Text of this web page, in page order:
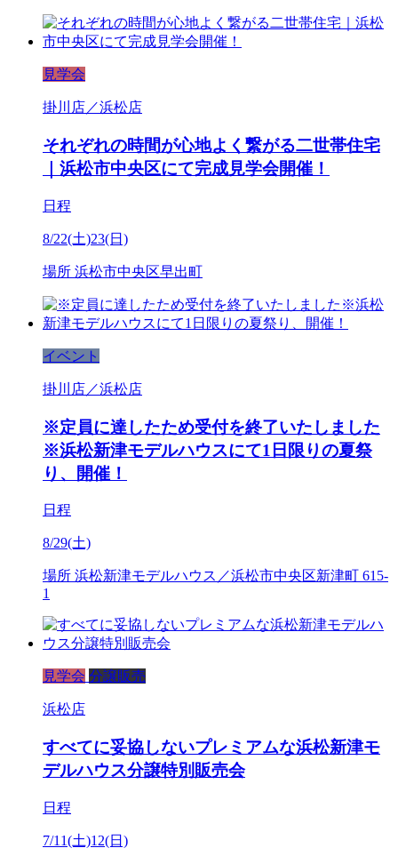
見学会
掛川店／浜松店
それぞれの時間が心地よく繋がる二世帯住宅
｜浜松市中央区にて完成見学会開催！
日程
8/22(土)23(日)
場所 浜松市中央区早出町
イベント
掛川店／浜松店
※定員に達したため受付を終了いたしました
※浜松新津モデルハウスにて1日限りの夏祭
り、開催！
日程
8/29(土)
場所 浜松新津モデルハウス／浜松市中央区新津町 615-
1
見学会 分譲販売
浜松店
すべてに妥協しないプレミアムな浜松新津モ
デルハウス分譲特別販売会
日程
7/11(土)12(日)